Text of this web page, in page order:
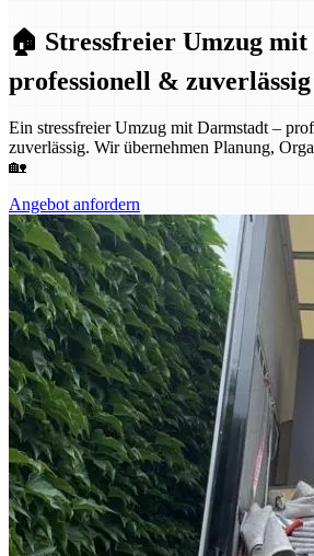
🏠 Stressfreier Umzug
professionell & zuverlässig
Ein stressfreier Umzug mit Darmstadt –
zuverlässig. Wir übernehmen Planung,
🏡
Angebot anfordern